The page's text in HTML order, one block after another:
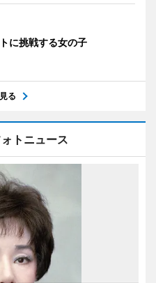
に挑戦する女の子
る
トニュース